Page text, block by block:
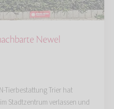
Newel
Tierbestattung Trier hat
Stadtzentrum verlassen und